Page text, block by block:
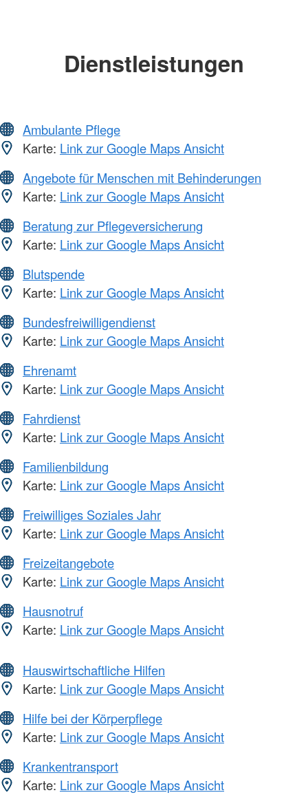
Dienstleistungen
Ambulante Pflege
Karte: Link zur Google Maps Ansicht
Angebote für Menschen mit Behinderungen
Karte: Link zur Google Maps Ansicht
Beratung zur Pflegeversicherung
Karte: Link zur Google Maps Ansicht
Blutspende
Karte: Link zur Google Maps Ansicht
Bundesfreiwilligendienst
Karte: Link zur Google Maps Ansicht
Ehrenamt
Karte: Link zur Google Maps Ansicht
Fahrdienst
Karte: Link zur Google Maps Ansicht
Familienbildung
Karte: Link zur Google Maps Ansicht
Freiwilliges Soziales Jahr
Karte: Link zur Google Maps Ansicht
Freizeitangebote
Karte: Link zur Google Maps Ansicht
Hausnotruf
Karte: Link zur Google Maps Ansicht
Hauswirtschaftliche Hilfen
Karte: Link zur Google Maps Ansicht
Hilfe bei der Körperpflege
Karte: Link zur Google Maps Ansicht
Krankentransport
Karte: Link zur Google Maps Ansicht